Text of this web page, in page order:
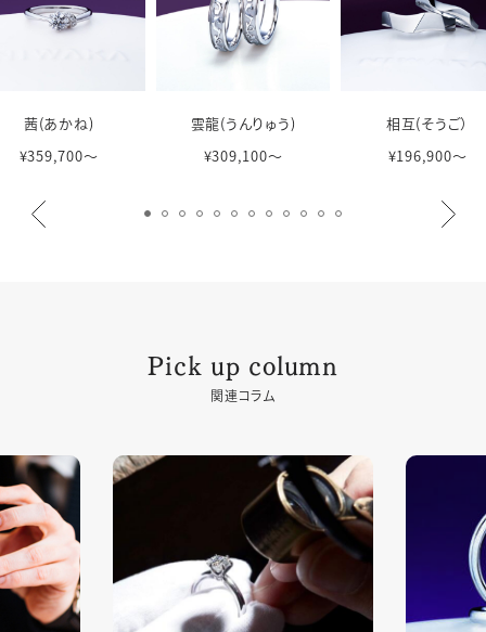
茜(あかね)
¥359,700〜
雲龍(うんりゅう)
¥309,100〜
相互(そうご）
¥196,900〜
Pick up column
関連コラム